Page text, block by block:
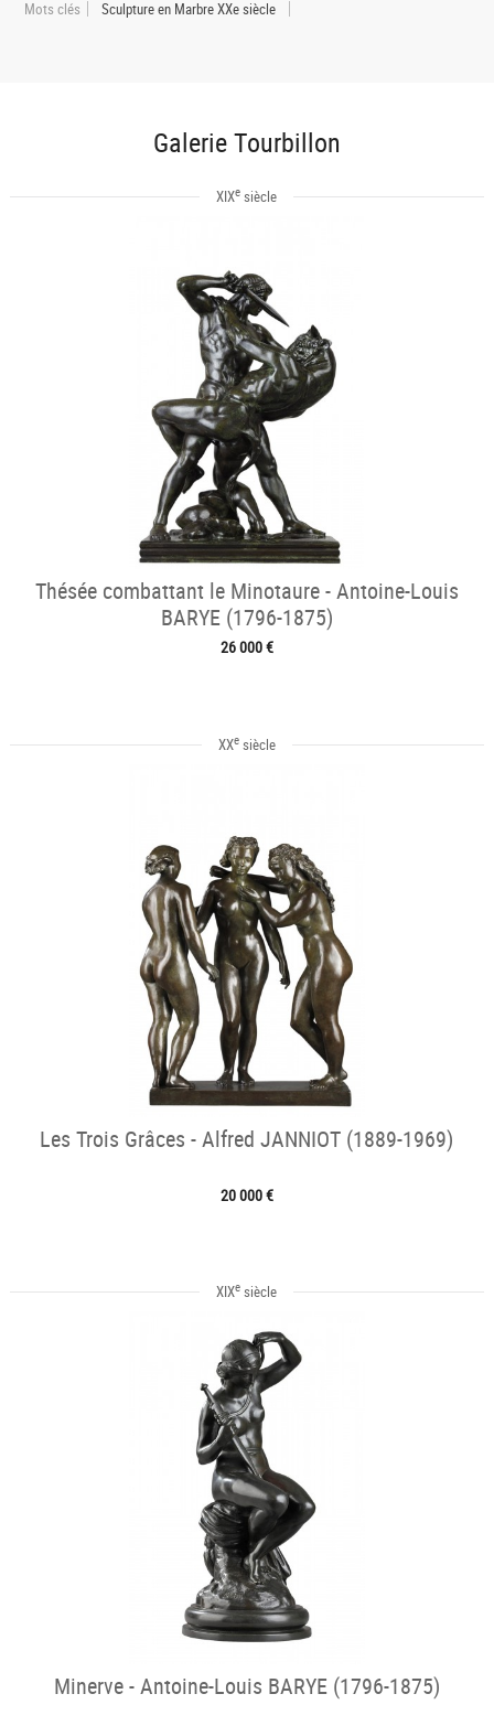
Mots clés Sculpture en Marbre XXe siècle
Galerie Tourbillon
XIXe siècle
Thésée combattant le Minotaure - Antoine-Louis
BARYE (1796-1875)
26 000 €
XXesiècle
Les Trois Grâces - Alfred JANNIOT (1889-1969)
20 000 €
XIXe siècle
Minerve - Antoine-Louis BARYE (1796-1875)